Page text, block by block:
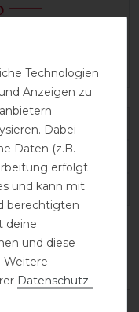
Technologien
Anzeigen zu
Dabei
Daten (z.B.
erfolgt
und kann mit
berechtigten
deine
und diese
Weitere
Daten­schutz­